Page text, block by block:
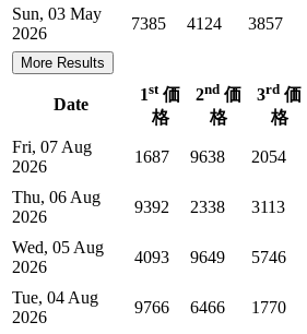
Sun, 03 May
2026
7385 4124 3857
More Results
Date
1st価
格
2nd 価
格
3rd 価
格
Fri, 07 Aug
2026
1687 9638 2054
Thu, 06 Aug
2026
9392 2338 3113
Wed, 05 Aug
2026
4093 9649 5746
Tue, 04 Aug
2026
9766 6466 1770